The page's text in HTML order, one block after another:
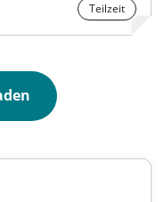
Teilzeit